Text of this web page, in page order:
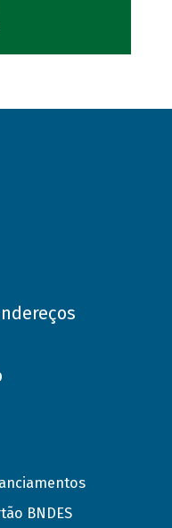
BNDES